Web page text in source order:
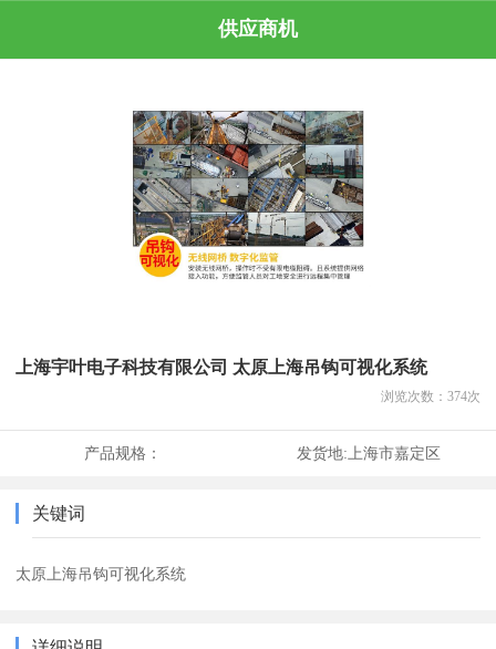
供应商机
上海宇叶电子科技有限公司 太原上海吊钩可视化系统
浏览次数： 374次
产品规格： 发货地:上海市嘉定区
关键词
太原上海吊钩可视化系统